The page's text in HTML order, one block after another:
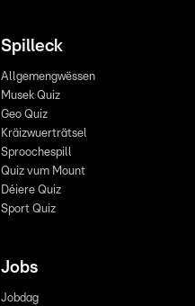
Spilleck
Allgemengwëssen
Musek Quiz
Geo Quiz
Kräizwuerträtsel
Sproochespill
Quiz vum Mount
Déiere Quiz
Sport Quiz
Jobs
Jobdag